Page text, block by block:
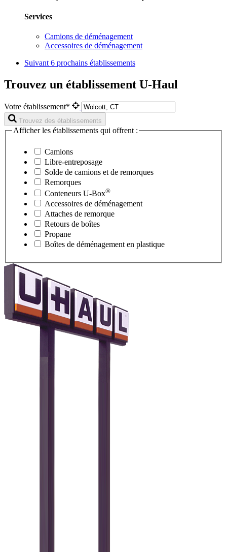
Services
Camions de déménagement
Accessoires de déménagement
Suivant 6 prochains établissements
Trouvez un établissement U-Haul
Votre établissement*
Trouvez des établissements
Afficher les établissements qui offrent :
Camions
Libre-entreposage
Solde de camions et de remorques
Remorques
Conteneurs U-Box®
Accessoires de déménagement
Attaches de remorque
Retours de boîtes
Propane
Boîtes de déménagement en plastique